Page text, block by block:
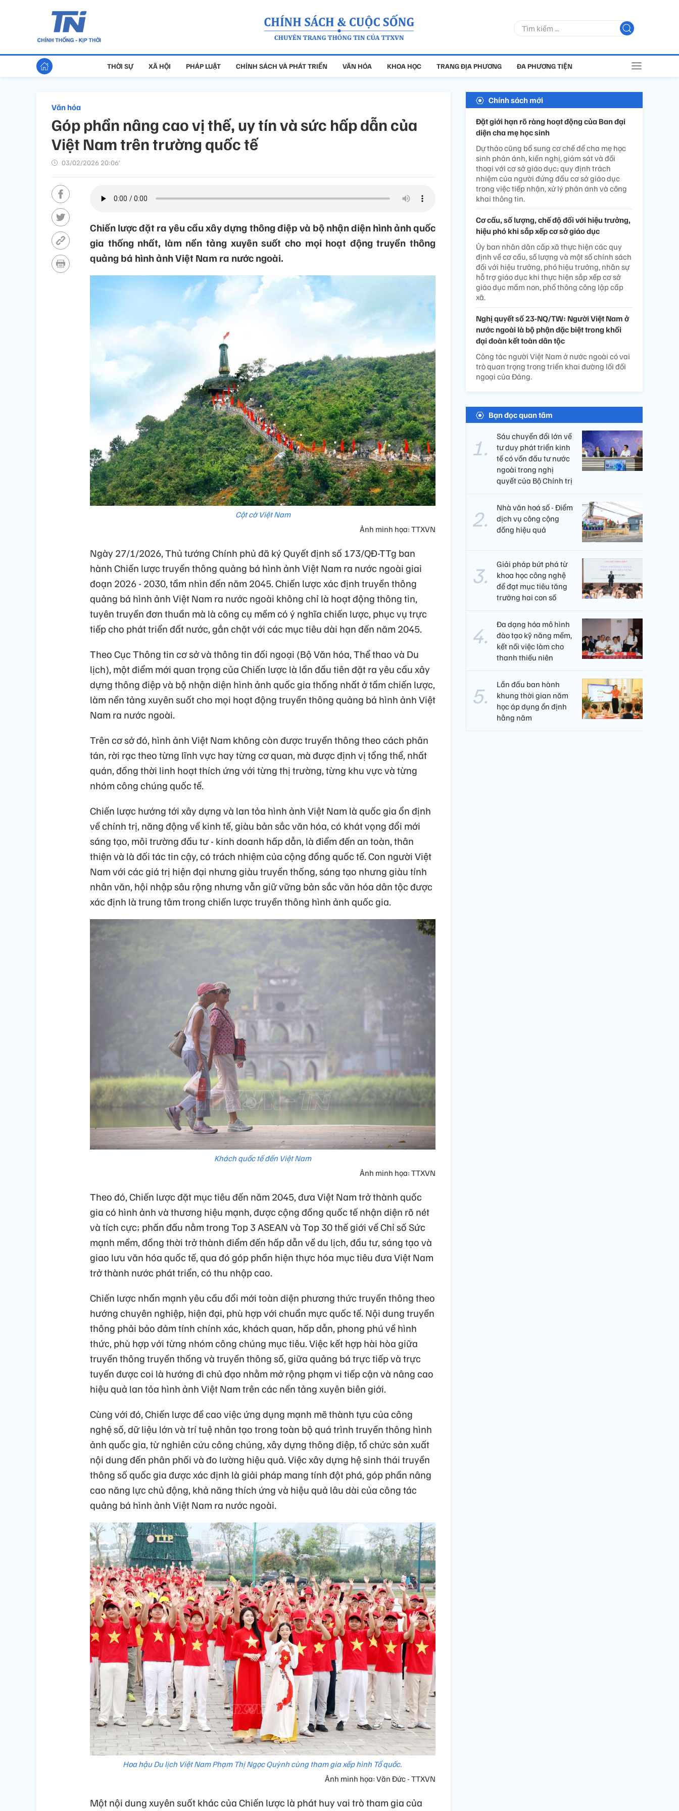
THỜI SỰ XÃ HỘI PHÁP LUẬT CHÍNH SÁCH VÀ PHÁT TRIỂN VĂN HÓA KHOA HỌC TRANG ĐỊA PHƯƠNG ĐA PHƯƠNG TIỆN
Văn hóa
Góp phần nâng cao vị thế, uy tín và sức hấp dẫn của
Việt Nam trên trường quốc tế
03/02/2026 20:06’
Chiến lược đặt ra yêu cầu xây dựng thông điệp và bộ nhận diện hình ảnh quốc
gia thống nhất, làm nền tảng xuyên suốt cho mọi hoạt động truyền thông
quảng bá hình ảnh Việt Nam ra nước ngoài.
Cột cờ Việt Nam
Ảnh minh họa: TTXVN
Ngày 27/1/2026, Thủ tướng Chính phủ đã ký Quyết định số 173/QĐ-TTg ban
hành Chiến lược truyền thông quảng bá hình ảnh Việt Nam ra nước ngoài giai
đoạn 2026 - 2030, tầm nhìn đến năm 2045. Chiến lược xác định truyền thông
quảng bá hình ảnh Việt Nam ra nước ngoài không chỉ là hoạt động thông tin,
tuyên truyền đơn thuần mà là công cụ mềm có ý nghĩa chiến lược, phục vụ trực
tiếp cho phát triển đất nước, gắn chặt với các mục tiêu dài hạn đến năm 2045.
Theo Cục Thông tin cơ sở và thông tin đối ngoại (Bộ Văn hóa, Thể thao và Du
lịch), một điểm mới quan trọng của Chiến lược là lần đầu tiên đặt ra yêu cầu xây
dựng thông điệp và bộ nhận diện hình ảnh quốc gia thống nhất ở tầm chiến lược,
làm nền tảng xuyên suốt cho mọi hoạt động truyền thông quảng bá hình ảnh Việt
Nam ra nước ngoài.
Trên cơ sở đó, hình ảnh Việt Nam không còn được truyền thông theo cách phân
tán, rời rạc theo từng lĩnh vực hay từng cơ quan, mà được định vị tổng thể, nhất
quán, đồng thời linh hoạt thích ứng với từng thị trường, từng khu vực và từng
nhóm công chúng quốc tế.
Chiến lược hướng tới xây dựng và lan tỏa hình ảnh Việt Nam là quốc gia ổn định
về chính trị, năng động về kinh tế, giàu bản sắc văn hóa, có khát vọng đổi mới
sáng tạo, môi trường đầu tư - kinh doanh hấp dẫn, là điểm đến an toàn, thân
thiện và là đối tác tin cậy, có trách nhiệm của cộng đồng quốc tế. Con người Việt
Nam với các giá trị hiện đại nhưng giàu truyền thống, sáng tạo nhưng giàu tính
nhân văn, hội nhập sâu rộng nhưng vẫn giữ vững bản sắc văn hóa dân tộc được
xác định là trung tâm trong chiến lược truyền thông hình ảnh quốc gia.
Khách quốc tế đến Việt Nam
Ảnh minh họa: TTXVN
Theo đó, Chiến lược đặt mục tiêu đến năm 2045, đưa Việt Nam trở thành quốc
gia có hình ảnh và thương hiệu mạnh, được cộng đồng quốc tế nhận diện rõ nét
và tích cực; phấn đấu nằm trong Top 3 ASEAN và Top 30 thế giới về Chỉ số Sức
mạnh mềm, đồng thời trở thành điểm đến hấp dẫn về du lịch, đầu tư, sáng tạo và
giao lưu văn hóa quốc tế, qua đó góp phần hiện thực hóa mục tiêu đưa Việt Nam
trở thành nước phát triển, có thu nhập cao.
Chiến lược nhấn mạnh yêu cầu đổi mới toàn diện phương thức truyền thông theo
hướng chuyên nghiệp, hiện đại, phù hợp với chuẩn mực quốc tế. Nội dung truyền
thông phải bảo đảm tính chính xác, khách quan, hấp dẫn, phong phú về hình
thức, phù hợp với từng nhóm công chúng mục tiêu. Việc kết hợp hài hòa giữa
truyền thông truyền thống và truyền thông số, giữa quảng bá trực tiếp và trực
tuyến được coi là hướng đi chủ đạo nhằm mở rộng phạm vi tiếp cận và nâng cao
hiệu quả lan tỏa hình ảnh Việt Nam trên các nền tảng xuyên biên giới.
Cùng với đó, Chiến lược đề cao việc ứng dụng mạnh mẽ thành tựu của công
nghệ số, dữ liệu lớn và trí tuệ nhân tạo trong toàn bộ quá trình truyền thông hình
ảnh quốc gia, từ nghiên cứu công chúng, xây dựng thông điệp, tổ chức sản xuất
nội dung đến phân phối và đo lường hiệu quả. Việc xây dựng hệ sinh thái truyền
thông số quốc gia được xác định là giải pháp mang tính đột phá, góp phần nâng
cao năng lực chủ động, khả năng thích ứng và hiệu quả lâu dài của công tác
quảng bá hình ảnh Việt Nam ra nước ngoài.
Hoa hậu Du lịch Việt Nam Phạm Thị Ngọc Quỳnh cùng tham gia xếp hình Tổ quốc.
Ảnh minh họa: Văn Đức - TTXVN
Một nội dung xuyên suốt khác của Chiến lược là phát huy vai trò tham gia của
Chính sách mới
Đặt giới hạn rõ ràng hoạt động của Ban đại
diện cha mẹ học sinh
Dự thảo cũng bổ sung cơ chế để cha mẹ học
sinh phản ánh, kiến nghị, giám sát và đối
thoại với cơ sở giáo dục; quy định trách
nhiệm của người đứng đầu cơ sở giáo dục
trong việc tiếp nhận, xử lý phản ánh và công
khai thông tin.
Cơ cấu, số lượng, chế độ đối với hiệu trưởng,
hiệu phó khi sắp xếp cơ sở giáo dục
Ủy ban nhân dân cấp xã thực hiện các quy
định về cơ cấu, số lượng và một số chính sách
đối với hiệu trưởng, phó hiệu trưởng, nhân sự
hỗ trợ giáo dục khi thực hiện sắp xếp cơ sở
giáo dục mầm non, phổ thông công lập cấp
xã.
Nghị quyết số 23-NQ/TW: Người Việt Nam ở
nước ngoài là bộ phận đặc biệt trong khối
đại đoàn kết toàn dân tộc
Công tác người Việt Nam ở nước ngoài có vai
trò quan trọng trong triển khai đường lối đối
ngoại của Đảng.
Bạn đọc quan tâm
Sáu chuyển đổi lớn về
tư duy phát triển kinh
tế có vốn đầu tư nước
ngoài trong nghị
quyết của Bộ Chính trị
Nhà văn hoá số - Điểm
dịch vụ công cộng
đồng hiệu quả
Giải pháp bứt phá từ
khoa học công nghệ
để đạt mục tiêu tăng
trưởng hai con số
Đa dạng hóa mô hình
đào tạo kỹ năng mềm,
kết nối việc làm cho
thanh thiếu niên
Lần đầu ban hành
khung thời gian năm
học áp dụng ổn định
hằng năm